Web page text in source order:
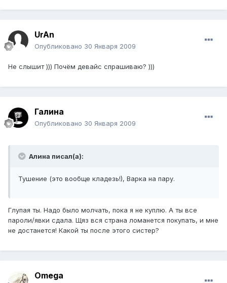
UrAn
Опубликовано 30 Января 2009
Не слышит ))) Почём девайс спрашиваю? )))
Галина
Опубликовано 30 Января 2009
Алина писал(а):
Тушение (это вообще кладезь!), Варка на пару.
Глупая ты. Надо было молчать, пока я не куплю. А ты все
пароли/явки сдала. Щяз вся страна ломанется покупать, и мне
не достанется! Какой ты после этого систер?
Omega